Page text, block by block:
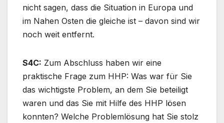
nicht sagen, dass die Situation in Europa und
im Nahen Osten die gleiche ist – davon sind wir
noch weit entfernt.
S4C: Zum Abschluss haben wir eine
praktische Frage zum HHP: Was war für Sie
das wichtigste Problem, an dem Sie beteiligt
waren und das Sie mit Hilfe des HHP lösen
konnten? Welche Problemlösung hat Sie stolz